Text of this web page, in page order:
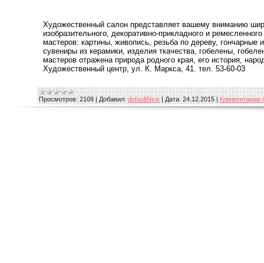
Художественный салон представляет вашему вниманию
изобразительного, декоративно-прикладного и
мастеров: картины, живопись, резьба по дереву, гончарные
сувениры из керамики, изделия ткачества, гобелены,
мастеров отражена природа родного края, его история,
Художественный центр, ул. К. Маркса, 41. тел. 53-60-03
Просмотров: 2109 Добавил: defaultNick Дата: 24.12.2015 Комментарии